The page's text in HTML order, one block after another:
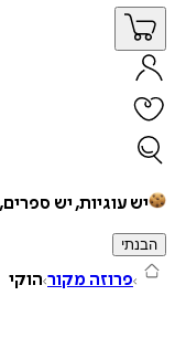
יש עוגיות, יש
הבנתי
פרוזה מקור הוקי